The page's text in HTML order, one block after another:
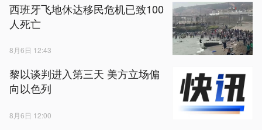
西班牙飞地休达移民危机已致100
人死亡
8月6日 12:43
黎以谈判进入第三天 美方立场偏
向以色列
8月6日 12:00